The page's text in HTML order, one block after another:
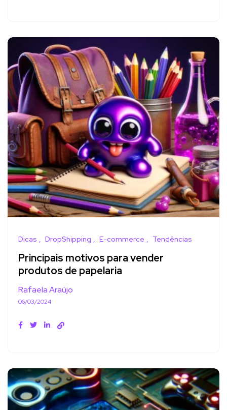
Dicas DropShipping E-commerce Tendências
Principais motivos para vender
produtos de papelaria
Rafaela Araújo
06/03/2024